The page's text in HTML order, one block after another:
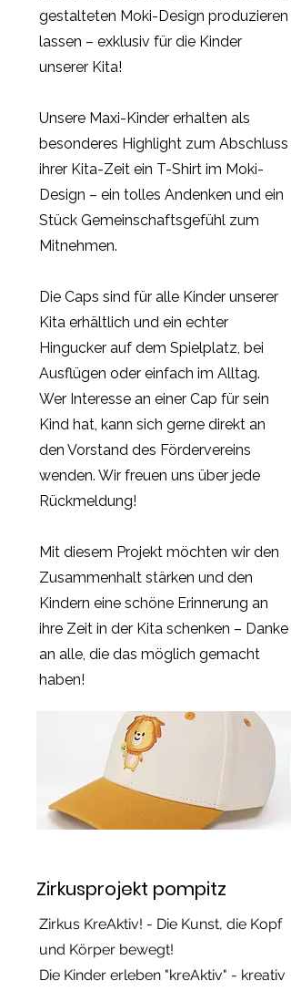
gestalteten Moki-Design produzieren
lassen – exklusiv für die Kinder
unserer Kita!
Unsere Maxi-Kinder erhalten als
besonderes Highlight zum Abschluss
ihrer Kita-Zeit ein T-Shirt im Moki-
Design – ein tolles Andenken und ein
Stück Gemeinschaftsgefühl zum
Mitnehmen.
Die Caps sind für alle Kinder unserer
Kita erhältlich und ein echter
Hingucker auf dem Spielplatz, bei
Ausflügen oder einfach im Alltag.
Wer Interesse an einer Cap für sein
Kind hat, kann sich gerne direkt an
den Vorstand des Fördervereins
wenden. Wir freuen uns über jede
Rückmeldung!
Mit diesem Projekt möchten wir den
Zusammenhalt stärken und den
Kindern eine schöne Erinnerung an
ihre Zeit in der Kita schenken – Danke
an alle, die das möglich gemacht
haben!
Zirkusprojekt pompitz
Zirkus KreAktiv! - Die Kunst, die Kopf
und Körper bewegt!
Die Kinder erleben "kreAktiv" - kreativ